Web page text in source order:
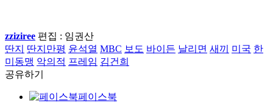
zziziree 편집 : 임권산
딴지
딴지만평 윤석열 MBC 보도 바이든 날리면 새끼 미국 한
미동맹 악의적 프레임 김건희
공유하기
페이스북